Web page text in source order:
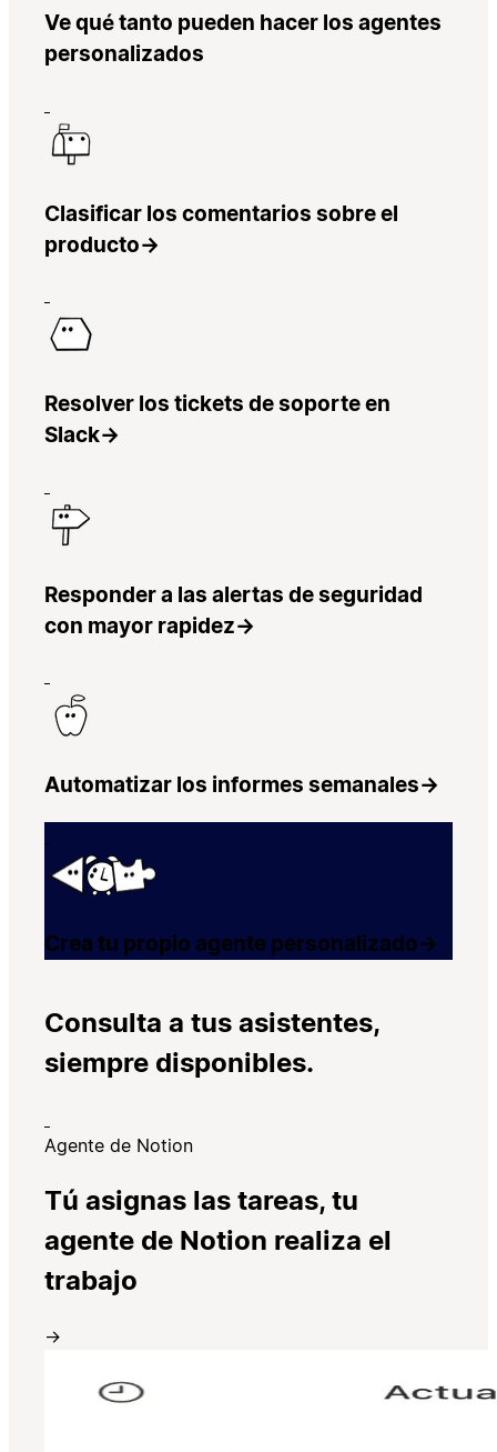
Ve qué tanto pueden hacer los agentes
personalizados
Clasificar los comentarios sobre el
producto→
Resolver los tickets de soporte en
Slack→
Responder a las alertas de seguridad
con mayor rapidez→
Automatizar los informes semanales→
Crea tu propio agente personalizado→
Consulta a tus asistentes,
siempre disponibles.
Agente de Notion
Tú asignas las tareas, tu
agente de Notion realiza el
trabajo
→